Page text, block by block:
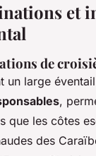
et
de
un large
,
que les côtes
des